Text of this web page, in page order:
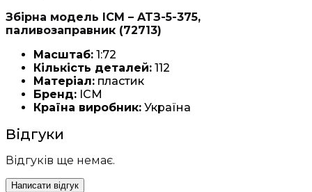
Збірна модель ICM – ATЗ-5-375,
паливозаправник (72713)
Масштаб: 1:72
Кількість деталей: 112
Матеріал: пластик
Бренд: ICM
Країна виробник: Україна
Відгуки
Відгуків ще немає.
Написати відгук